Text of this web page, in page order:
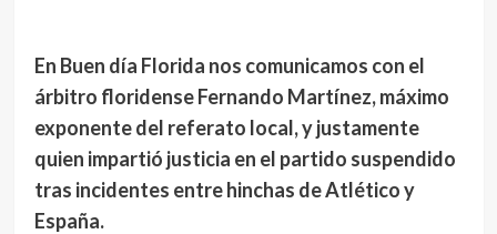
En Buen día Florida nos comunicamos con el
árbitro floridense Fernando Martínez, máximo
exponente del referato local, y justamente
quien impartió justicia en el partido suspendido
tras incidentes entre hinchas de Atlético y
España.